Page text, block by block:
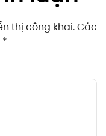
thị công khai. Các
*